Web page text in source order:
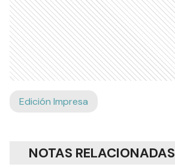
Edición Impresa
NOTAS RELACIONADAS